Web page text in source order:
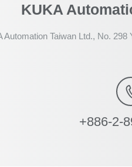
KUKA
Automation Taiwan Ltd., No. 298
+886-2-